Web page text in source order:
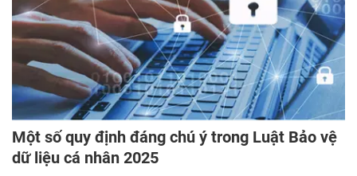
Một số quy định đáng chú ý trong Luật Bảo vệ
dữ liệu cá nhân 2025